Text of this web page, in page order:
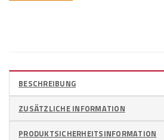
BESCHREIBUNG
ZUSÄTZLICHE INFORMATION
PRODUKTSICHERHEITSINFORMATION